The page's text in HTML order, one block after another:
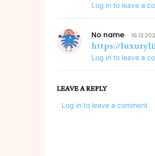
Log in to leave a
No name
https://
Log in to leave a
LEAVE A REPLY
Log in to leave a comment